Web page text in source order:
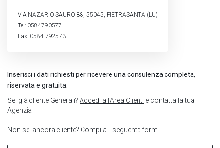
Inserisci i dati richiesti per ricevere una consulenza completa,
riservata e gratuita.
Sei già cliente Generali? Accedi all’Area Clienti e contatta la tua
Agenzia
Non sei ancora cliente? Compila il seguente form
VIA NAZARIO SAURO 88, 55045, PIETRASANTA (LU)
Tel: 0584790577
Fax: 0584-792573